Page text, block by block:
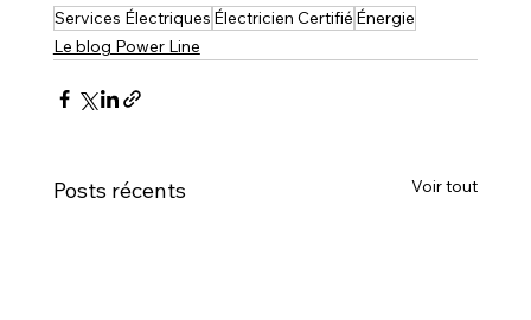
Services Électriques Électricien Certifié Énergie
Le blog Power Line
Posts récents Voir tout